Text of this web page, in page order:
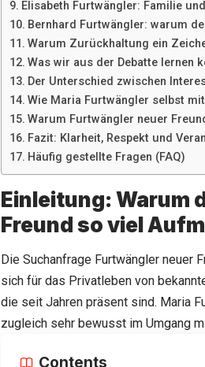
Elisabeth Furtwängler: Familie
Bernhard Furtwängler: warum
Warum Zurückhaltung ein
Was wir aus der Debatte lernen
Der Unterschied zwischen
Wie Maria Furtwängler selbst
Warum Furtwängler neuer
Fazit: Klarheit, Respekt und
Häufig gestellte Fragen (FAQ)
Einleitung: Warum
Freund so viel
Die Suchanfrage Furtwängler neuer
sich für das Privatleben von
die seit Jahren präsent sind. Maria
zugleich sehr bewusst im Umgang
Contents